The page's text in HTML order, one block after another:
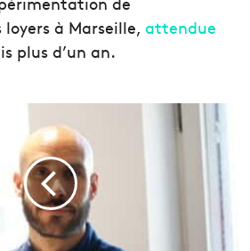
à Marseille, attendue
plus d’un an.